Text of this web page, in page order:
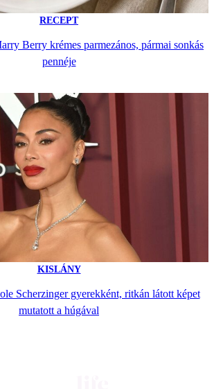
RECEPT
Berry krémes parmezános, pármai sonkás
pennéje
KISLÁNY
Scherzinger gyerekként, ritkán látott képet
mutatott a húgával